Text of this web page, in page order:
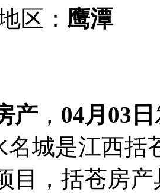
区： 鹰潭
产， 04月03日
名城是江西
目，括苍房